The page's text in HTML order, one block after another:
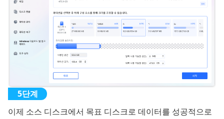
이제 소스 디스크에서 목표 디스크로 데이터를 성공적으로